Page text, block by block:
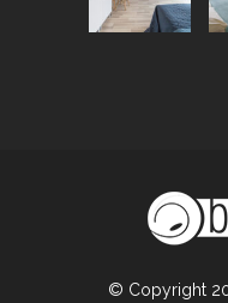
© Copyright